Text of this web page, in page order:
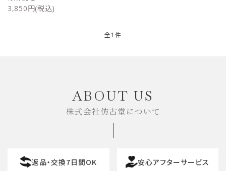
プライバシーポリシー
3,850円(税込)
全1件
ABOUT US
株式会社仿古堂について
返品・交換7日間OK 安心アフターサービス